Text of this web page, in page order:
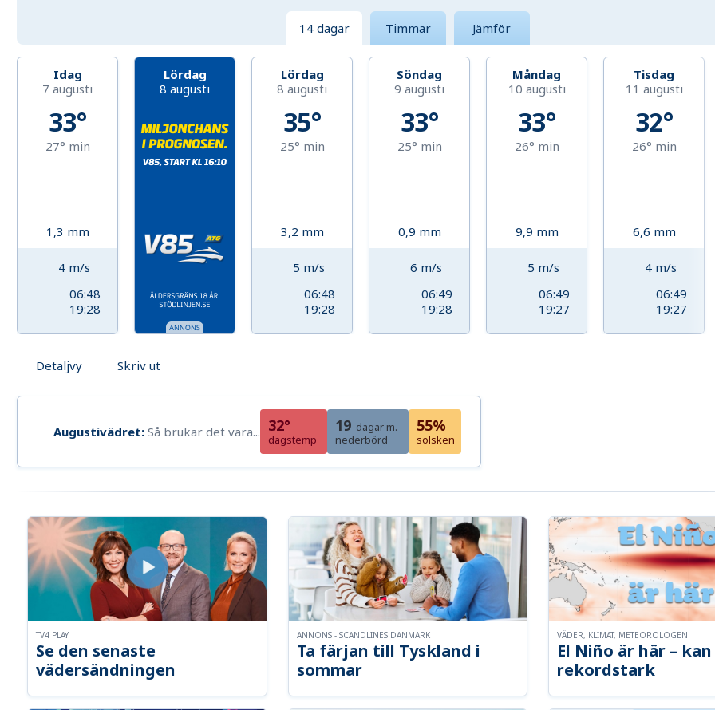
14 dagar Timmar Jämför
Idag
7 augusti
33°
27° min
1,3 mm
4 m/s
06:48
19:28
Lördag
8 augusti
Lördag
8 augusti
35°
25° min
3,2 mm
5 m/s
06:48
19:28
Söndag
9 augusti
33°
25° min
0,9 mm
6 m/s
06:49
19:28
Måndag
10 augusti
33°
26° min
9,9 mm
5 m/s
06:49
19:27
Tisdag
11 augusti
32°
26° min
6,6 mm
4 m/s
06:49
19:27
Detaljvy Skriv ut
Augustivädret: Så brukar det vara... 32°
dagstemp
19 dagar m.
nederbörd
55%
solsken
Se den senaste
vädersändningen
TV4 PLAY
Ta färjan till Tyskland i
sommar
ANNONS - SCANDLINES DANMARK
El Niño är här –
rekordstark
VÄDER, KLIMAT, METEOROLOGEN